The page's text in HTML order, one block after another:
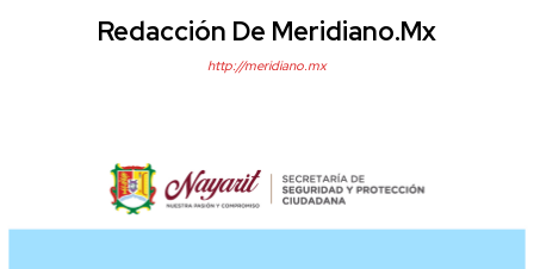
Redacción De Meridiano.mx
http://meridiano.mx